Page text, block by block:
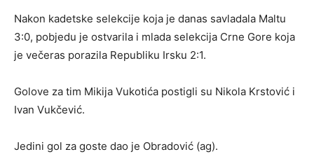
Nakon kadetske selekcije koja je danas savladala Maltu
3:0, pobjedu je ostvarila i mlada selekcija Crne Gore koja
je večeras porazila Republiku Irsku 2:1.
Golove za tim Mikija Vukotića postigli su Nikola Krstović i
Ivan Vukčević.
Jedini gol za goste dao je Obradović (ag).